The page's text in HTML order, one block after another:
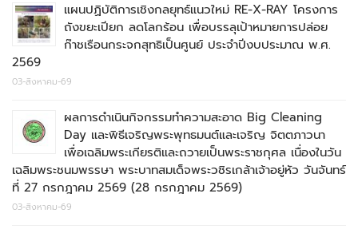
แผนปฏิบัติการเชิงกลยุทธ์แนวใหม่ RE-X-RAY โครงการ
ถังขยะเปียก ลดโลกร้อน เพื่อบรรลุเป้าหมายการปล่อย
ก๊าชเรือนกระจกสุทธิเป็นศูนย์ ประจำปีงบประมาณ พ.ศ.
2569
03-สิงหาคม-69
ผลการดำเนินกิจกรรมทำความสะอาด Big Cleaning
Day และพิธีเจริญพระพุทธมนต์และเจริญ จิตตภาวนา
เพื่อเฉลิมพระเกียรติและถวายเป็นพระราชกุศล เนื่องในวัน
เฉลิมพระชนมพรรษา พระบาทสมเด็จพระวชิรเกล้าเจ้าอยู่หัว วันจันทร์
ที่ 27 กรกฎาคม 2569 (28 กรกฎาคม 2569)
03-สิงหาคม-69